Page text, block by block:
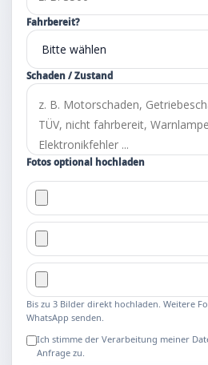
Fahrbereit?
Schaden / Zustand
Fotos optional hochladen
Bis zu 3 Bilder direkt hochladen. Weitere
WhatsApp senden.
Ich stimme der Verarbeitung meiner
Anfrage zu.